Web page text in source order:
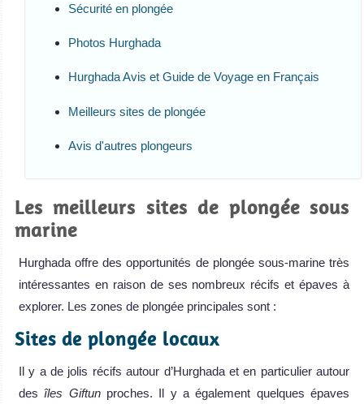
Sécurité en plongée
Photos Hurghada
Hurghada Avis et Guide de Voyage en Français
Meilleurs sites de plongée
Avis d'autres plongeurs
Les meilleurs sites de plongée sous
marine
Hurghada offre des opportunités de plongée sous-marine très
intéressantes en raison de ses nombreux récifs et épaves à
explorer. Les zones de plongée principales sont :
Sites de plongée locaux
Il y a de jolis récifs autour d’Hurghada et en particulier autour
desîles Giftunproches. Il y a également quelques épaves